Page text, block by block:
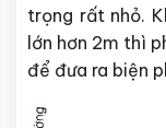
trọng rất nhỏ.
lớn hơn 2m thì
để đưa ra biện